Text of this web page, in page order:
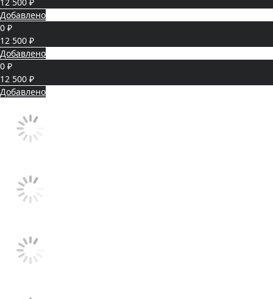
Добавлено
0 ₽
12 500 ₽
Добавлено
0 ₽
12 500 ₽
Добавлено